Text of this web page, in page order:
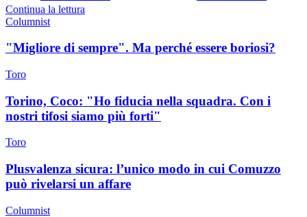
Continua la lettura
Columnist
"Migliore di sempre". Ma perché essere boriosi?
Toro
Torino, Coco: "Ho fiducia nella squadra. Con i
nostri tifosi siamo più forti"
Toro
Plusvalenza sicura: l’unico modo in cui Comuzzo
può rivelarsi un affare
Columnist